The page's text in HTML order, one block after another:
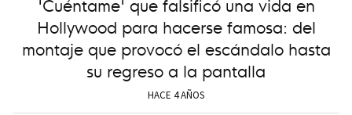
Hollywood para hacerse famosa: del
montaje que provocó el escándalo hasta
su regreso a la pantalla
HACE 4 AÑOS